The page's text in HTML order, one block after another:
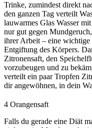
Trinke, zumindest direkt
den ganzen Tag verteilt
lauwarmes Glas Wasser
nur gut gegen
ihrer Arbeit – eine wichtige
Entgiftung des Körpers.
Zitronensaft, den
vorzubeugen und zu
verteilt ein paar Tropfen
dir angewöhnen, in dein
4 Orangensaft
Falls du gerade eine Diät